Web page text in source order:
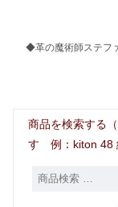
◆革の魔術師ステフ
商品を検索する
す 例：kiton 48